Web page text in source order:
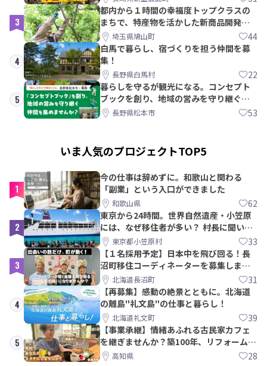
3
都内から１時間の幸福度トップクラスの
まちで、特産物を活かした新商品開発＆
PRメンバー募集！
埼玉県鳩山町 44
4
白馬で暮らし、宿づくりを担う仲間を募
集！
長野県白馬村 22
5
暮らしを守るが観光になる。コンセプト
ブックを創り、地域の営みを守り継ぐ仲
間を集めませんか？
長野県松本市 53
いま人気のプロジェクトTOP5
1
今の仕事は辞めずに。和歌山と関わる
「副業」という入口ができました
和歌山県 62
2
東京から24時間。世界自然遺産・小笠原
には、なぜ移住者が多い？ 村長に聞いて
みた東京都小笠原村 33
3
【１名採用予定】日本中を飛び回る！長
沼町移住コーディネーターを募集しま
す！北海道長沼町 31
4
【再募集】感動の絶景とともに。北海道
の離島"礼文島"の仕事と暮らし！
北海道礼文町 39
5
【事業承継】情緒あふれる古民家カフェ
を継ぎませんか？築100年、リフォームか
ら約10年！
高知県 28